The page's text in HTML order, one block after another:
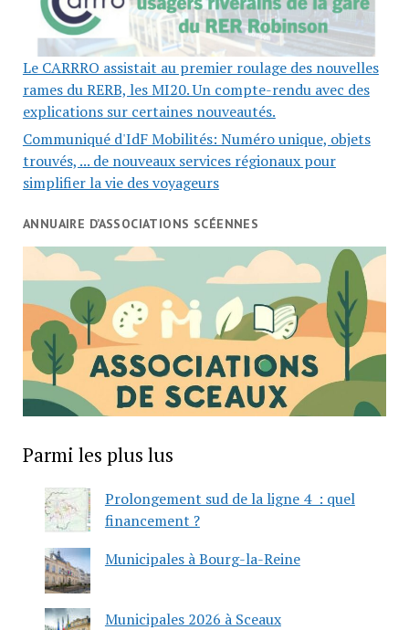
Le CARRRO assistait au premier roulage des nouvelles
rames du RERB, les MI20. Un compte-rendu avec des
explications sur certaines nouveautés.
Communiqué d'IdF Mobilités: Numéro unique, objets
trouvés, ... de nouveaux services régionaux pour
simplifier la vie des voyageurs
ANNUAIRE D’ASSOCIATIONS SCÉENNES
Parmi les plus lus
Prolongement sud de la ligne 4 : quel
financement ?
Municipales à Bourg-la-Reine
Municipales 2026 à Sceaux